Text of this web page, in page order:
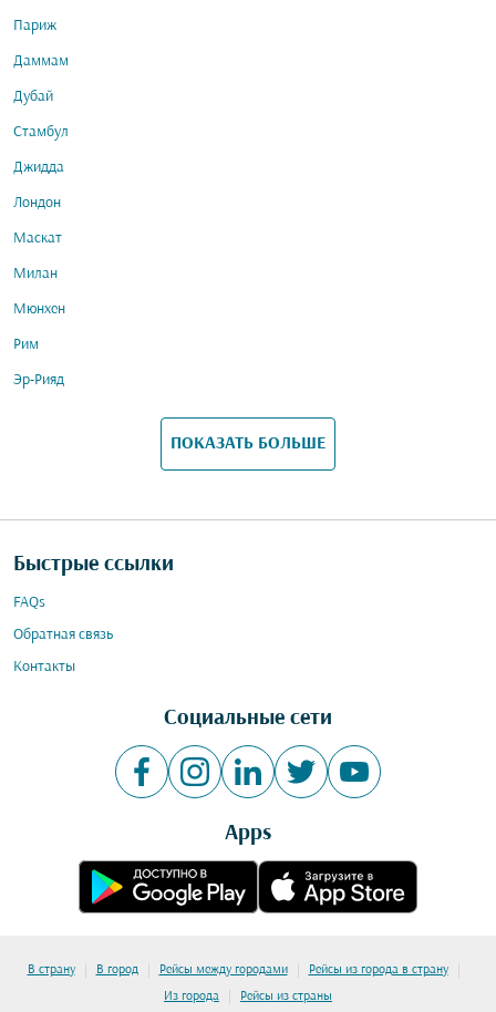
Париж
Даммам
Дубай
Стамбул
Джидда
Лондон
Маскат
Милан
Мюнхен
Рим
Эр-Рияд
ПОКАЗАТЬ БОЛЬШЕ
Быстрые ссылки
FAQs
Обратная связь
Контакты
Социальные сети
Apps
В страну | В город | Рейсы между городами | Рейсы из города в страну |
Из города | Рейсы из страны